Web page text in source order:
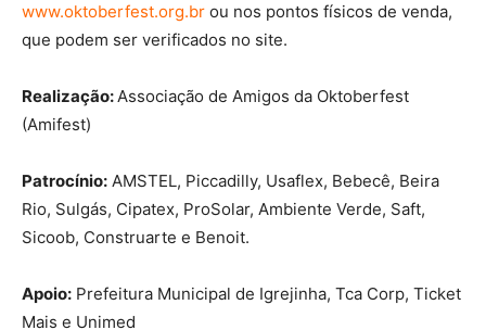
www.oktoberfest.org.br ou nos pontos físicos de venda,
que podem ser verificados no site.
Realização:Associação de Amigos da Oktoberfest
(Amifest)
Patrocínio: AMSTEL, Piccadilly, Usaflex, Bebecê, Beira
Rio, Sulgás, Cipatex, ProSolar, Ambiente Verde, Saft,
Sicoob, Construarte e Benoit.
Apoio: Prefeitura Municipal de Igrejinha, Tca Corp, Ticket
Mais e Unimed